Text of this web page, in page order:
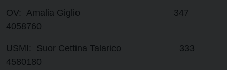
OV: Amalia Giglio 347
4058760
USMI: Suor Cettina Talarico 333
4580180